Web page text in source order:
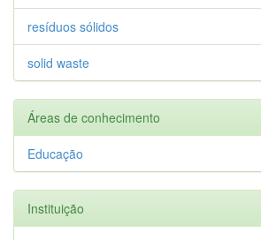
resíduos sólidos
solid waste
Áreas de conhecimento
Educação
Instituição